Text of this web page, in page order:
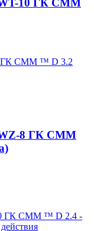
WT-10 ГК СММ
WZ-8 ГК СММ